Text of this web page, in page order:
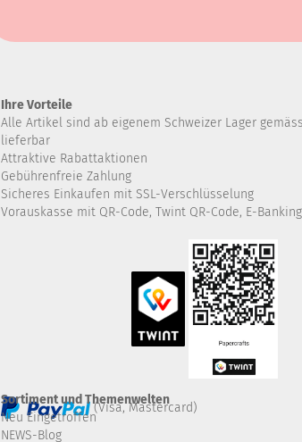
Ihre Vorteile
Alle Artikel sind ab eigenem Schweizer Lager
lieferbar
Attraktive Rabattaktionen
Gebührenfreie Zahlung
Sicheres Einkaufen mit SSL-Verschlüsselung
Vorauskasse mit QR-Code, Twint QR-Code, E-
(Visa, Mastercard)
Sortiment und Themenwelten
Neu Eingetroffen
NEWS-Blog